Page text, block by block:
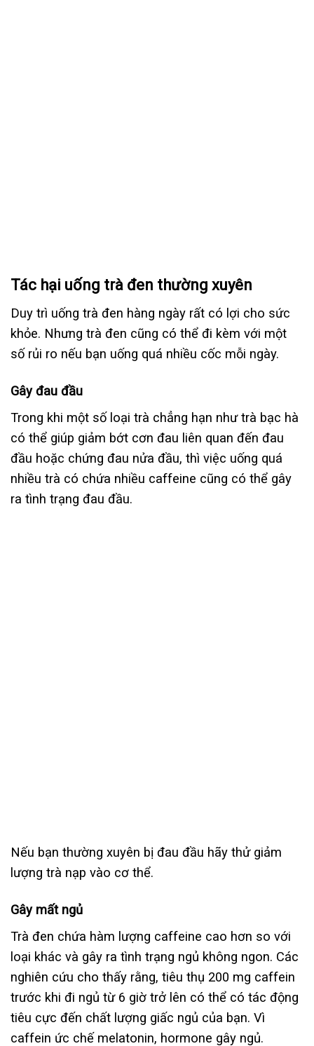
Tác hại uống trà đen thường xuyên
Duy trì uống trà đen hàng ngày rất có lợi cho sức
khỏe. Nhưng trà đen cũng có thể đi kèm với một
số rủi ro nếu bạn uống quá nhiều cốc mỗi ngày.
Gây đau đầu
Trong khi một số loại trà chẳng hạn như trà bạc hà
có thể giúp giảm bớt cơn đau liên quan đến đau
đầu hoặc chứng đau nửa đầu, thì việc uống quá
nhiều trà có chứa nhiều caffeine cũng có thể gây
ra tình trạng đau đầu.
Nếu bạn thường xuyên bị đau đầu hãy thử giảm
lượng trà nạp vào cơ thể.
Gây mất ngủ
Trà đen chứa hàm lượng caffeine cao hơn so với
loại khác và gây ra tình trạng ngủ không ngon. Các
nghiên cứu cho thấy rằng, tiêu thụ 200 mg caffein
trước khi đi ngủ từ 6 giờ trở lên có thể có tác động
tiêu cực đến chất lượng giấc ngủ của bạn. Vì
caffein ức chế melatonin, hormone gây ngủ.